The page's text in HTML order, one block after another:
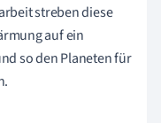
streben diese
auf ein
so den Planeten für